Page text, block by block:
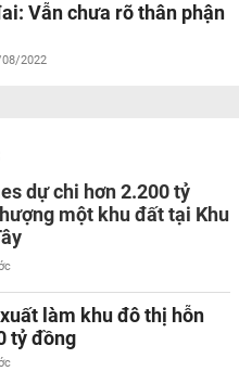
Vẫn chưa rõ thân phận
2022
dự chi hơn 2.200 tỷ
một khu đất tại Khu
làm khu đô thị hỗn
tỷ đồng